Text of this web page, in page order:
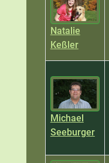
Natalie
Keßler
Michael
Seeburger